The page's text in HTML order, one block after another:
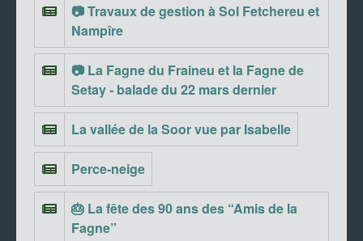
📷 Travaux de gestion à Sol Fetchereu et
Nampîre
📷 La Fagne du Fraineu et la Fagne de
Setay - balade du 22 mars dernier
La vallée de la Soor vue par Isabelle
Perce-neige
🎂 La fête des 90 ans des “Amis de la
Fagne”